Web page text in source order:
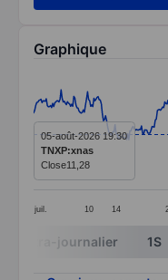
Graphique
Line chart with 298
The chart has 1 X
The chart has 1 Y
juil. 10 14
05-août-2026 19:30
TNXP:xnas
Close11,28
End of interactive
Intra-journalier 1S